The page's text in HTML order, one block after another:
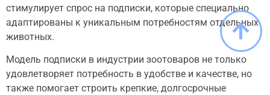
стимулирует спрос на подписки, которые специально
адаптированы к уникальным потребностям отдельных
животных.
Модель подписки в индустрии зоотоваров не только
удовлетворяет потребность в удобстве и качестве, но
также помогает строить крепкие, долгосрочные